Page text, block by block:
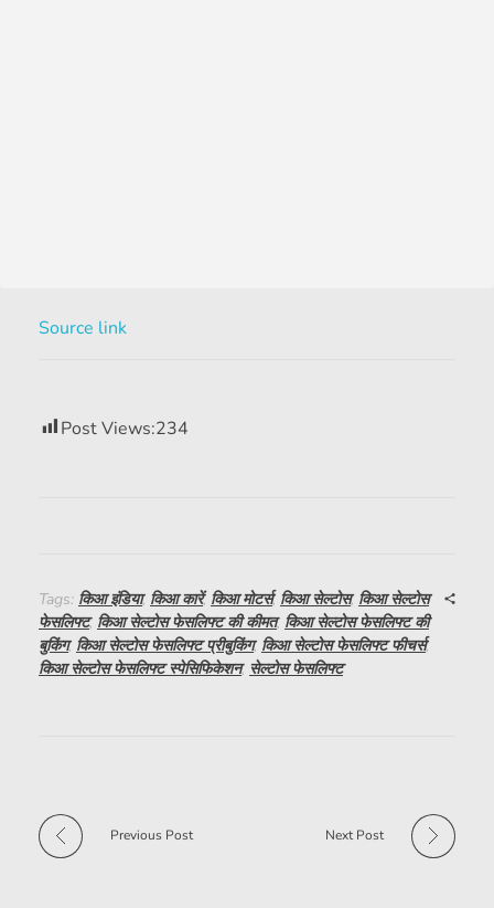
Source link
Post Views:234
Tags: किआ इंडिया, किआ कारें, किआ मोटर्स, किआ सेल्टोस, किआ सेल्टोस
फेसलिफ्ट, किआ सेल्टोस फेसलिफ्ट की कीमत, किआ सेल्टोस फेसलिफ्ट की
बुकिंग, किआ सेल्टोस फेसलिफ्ट प्रीबुकिंग, किआ सेल्टोस फेसलिफ्ट फीचर्स,
किआ सेल्टोस फेसलिफ्ट स्पेसिफिकेशन, सेल्टोस फेसलिफ्ट
Previous Post Next Post